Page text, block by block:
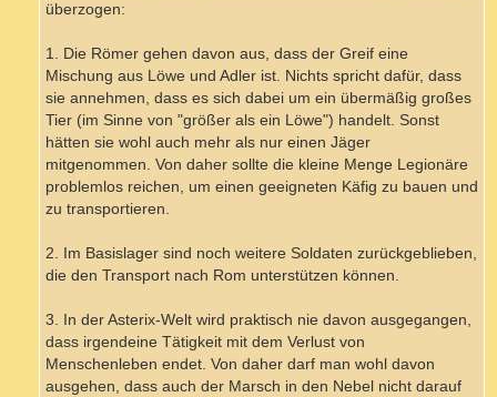
überzogen:
1. Die Römer gehen davon aus, dass der Greif eine
Mischung aus Löwe und Adler ist. Nichts spricht dafür, dass
sie annehmen, dass es sich dabei um ein übermäßig großes
Tier (im Sinne von "größer als ein Löwe") handelt. Sonst
hätten sie wohl auch mehr als nur einen Jäger
mitgenommen. Von daher sollte die kleine Menge Legionäre
problemlos reichen, um einen geeigneten Käfig zu bauen und
zu transportieren.
2. Im Basislager sind noch weitere Soldaten zurückgeblieben,
die den Transport nach Rom unterstützen können.
3. In der Asterix-Welt wird praktisch nie davon ausgegangen,
dass irgendeine Tätigkeit mit dem Verlust von
Menschenleben endet. Von daher darf man wohl davon
ausgehen, dass auch der Marsch in den Nebel nicht darauf